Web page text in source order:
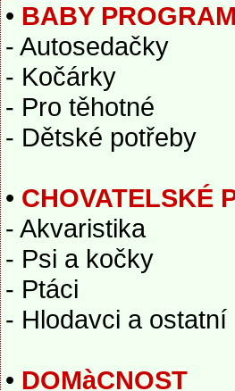
• BABY PROGRAM
- Autosedačky
- Kočárky
- Pro těhotné
- Dětské potřeby
• CHOVATELSKÉ
- Akvaristika
- Psi a kočky
- Ptáci
- Hlodavci a ostatní
• DOMàCNOST